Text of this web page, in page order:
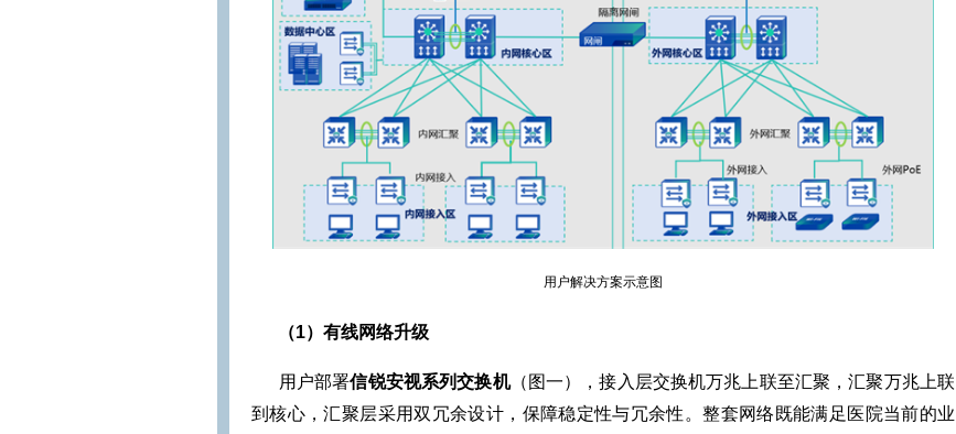
用户解决方案示意图
（1）有线网络升级
用户部署信锐安视系列交换机（图一），接入层交换机万兆上联至汇聚，汇聚万兆上联
到核心，汇聚层采用双冗余设计，保障稳定性与冗余性。整套网络既能满足医院当前的业